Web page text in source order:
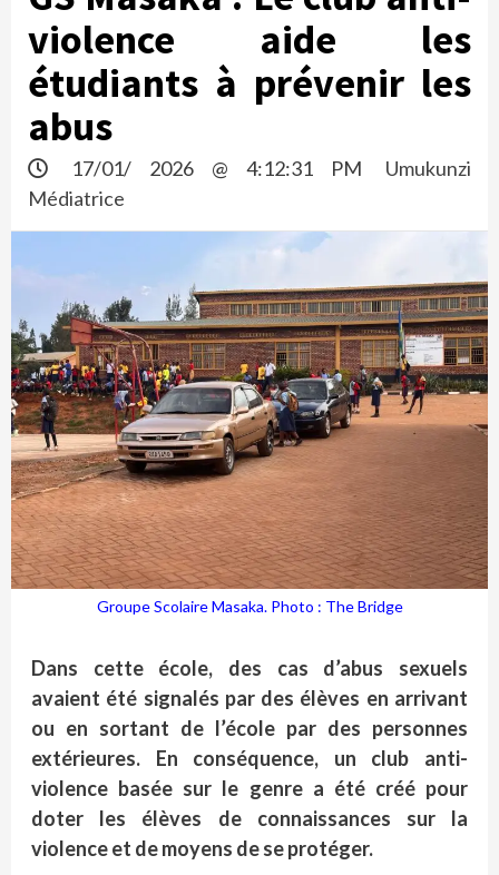
violence aide les
étudiants à prévenir les
abus
17/01/ 2026 @ 4:12:31 PM
Umukunzi
Médiatrice
Groupe Scolaire Masaka. Photo : The Bridge
Dans cette école, des cas d’abus sexuels
avaient été signalés par des élèves en arrivant
ou en sortant de l’école par des personnes
extérieures. En conséquence, un club anti-
violence basée sur le genre a été créé pour
doter les élèves de connaissances sur la
violence et de moyens de se protéger.